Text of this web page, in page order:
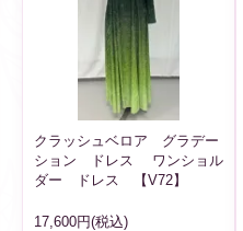
クラッシュベロア グラデー
ション ドレス ワンショル
ダー ドレス 【V72】
17,600円(税込)